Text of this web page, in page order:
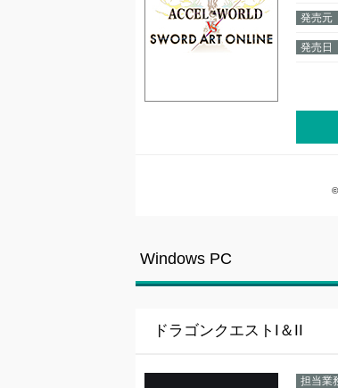
発売元
発売日
Windows PC
ドラゴンクエストI＆II
担当業